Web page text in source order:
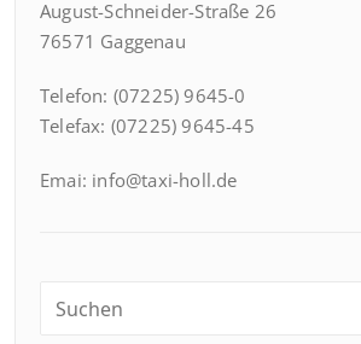
August-Schneider-Straße 26
76571 Gaggenau
Telefon: (07225) 9645-0
Telefax: (07225) 9645-45
Emai: info@taxi-holl.de